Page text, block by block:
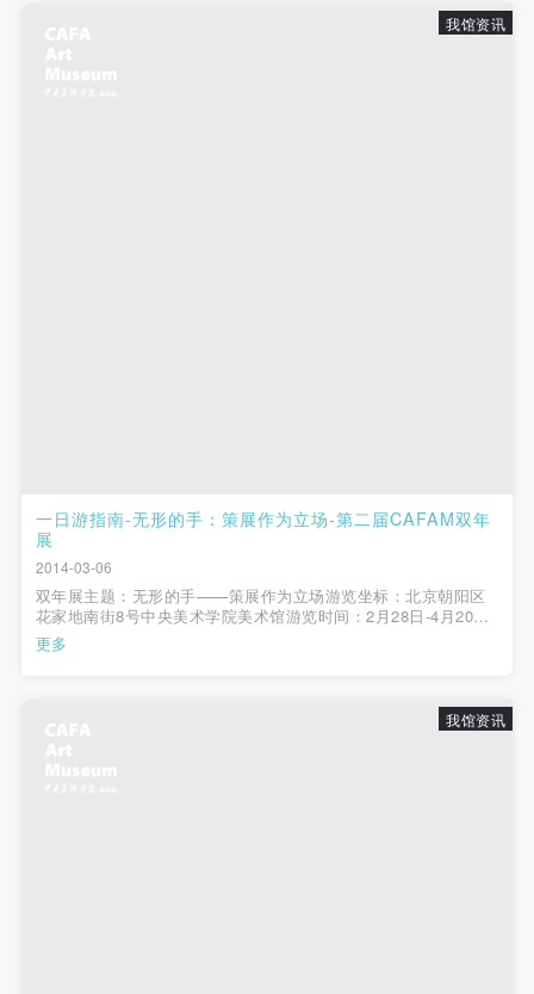
我馆资讯
一日游指南-无形的手：策展作为立场-第二届CAFAM双年
展
2014-03-06
双年展主题：无形的手——策展作为立场游览坐标：北京朝阳区
花家地南街8号中央美术学院美术馆游览时间：2月28日-4月20
日，周二至周天，9:30-17:30（17:00停止售票）适宜天气：艳
阳、风雨、冰雪、雾霾天皆适宜，恒温恒湿的室内环境压倒一切
更多
我馆资讯